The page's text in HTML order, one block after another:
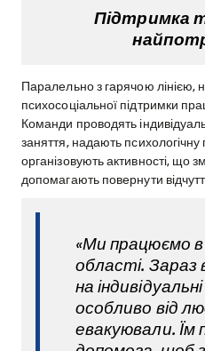
Підтримка
Паралельно з гарячою лінією,
психосоціальної підтримки
Команди проводять
заняття, надають
організовують активності, що
допомагають повернути
«Ми працюємо в
області. Зараз
на
особливо від
евакуювали. Їм